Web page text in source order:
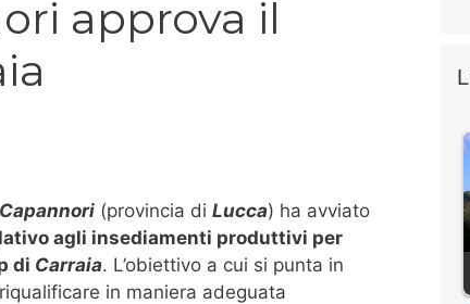
approva il
Capannori (provincia di Lucca) ha avviato
agli insediamenti produttivi per
di Carraia. L’obiettivo a cui si punta in
in maniera adeguata